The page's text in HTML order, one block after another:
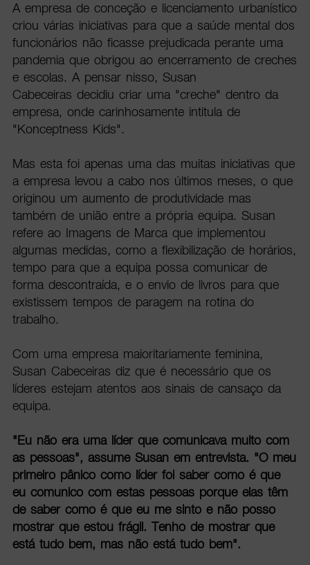
A empresa de conceção e licenciamento urbanístico
criou várias iniciativas para que a saúde mental dos
funcionários não ficasse prejudicada perante uma
pandemia que obrigou ao encerramento de creches
e escolas. A pensar nisso, Susan
Cabeceiras decidiu criar uma "creche" dentro da
empresa, onde carinhosamente intitula de
"Konceptness Kids".
Mas esta foi apenas uma das muitas iniciativas que
a empresa levou a cabo nos últimos meses, o que
originou um aumento de produtividade mas
também de união entre a própria equipa. Susan
refere ao Imagens de Marca que implementou
algumas medidas, como a flexibilização de horários,
tempo para que a equipa possa comunicar de
forma descontraída, e o envio de livros para que
existissem tempos de paragem na rotina do
trabalho.
Com uma empresa maioritariamente feminina,
Susan Cabeceiras diz que é necessário que os
líderes estejam atentos aos sinais de cansaço da
equipa.
"Eu não era uma líder que comunicava muito com
as pessoas", assume Susan em entrevista. "O meu
primeiro pânico como líder foi saber como é que
eu comunico com estas pessoas porque elas têm
de saber como é que eu me sinto e não posso
mostrar que estou frágil. Tenho de mostrar que
está tudo bem, mas não está tudo bem".